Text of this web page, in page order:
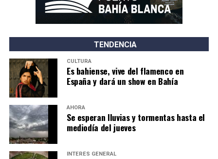
TENDENCIA
CULTURA
Es bahiense, vive del flamenco en
España y dará un show en Bahía
AHORA
Se esperan lluvias y tormentas hasta el
mediodía del jueves
INTERÉS GENERAL